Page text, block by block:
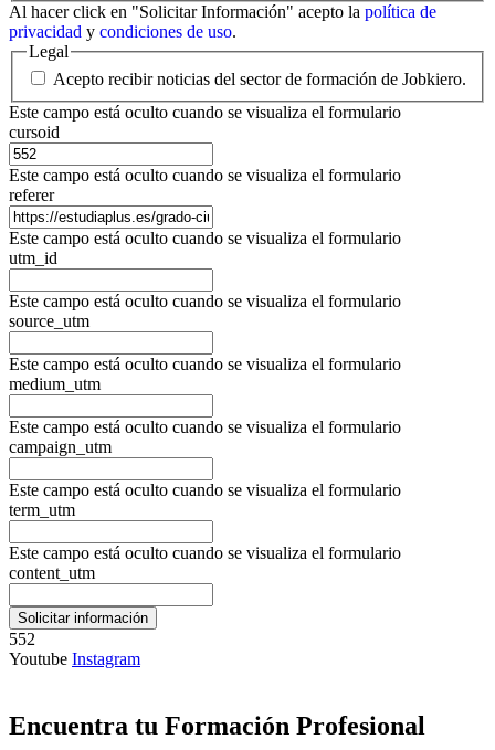
Al hacer click en "Solicitar Información" acepto la política de
privacidad y condiciones de uso.
Legal
Acepto recibir noticias del sector de formación de Jobkiero.
Este campo está oculto cuando se visualiza el formulario
cursoid
Este campo está oculto cuando se visualiza el formulario
referer
Este campo está oculto cuando se visualiza el formulario
utm_id
Este campo está oculto cuando se visualiza el formulario
source_utm
Este campo está oculto cuando se visualiza el formulario
medium_utm
Este campo está oculto cuando se visualiza el formulario
campaign_utm
Este campo está oculto cuando se visualiza el formulario
term_utm
Este campo está oculto cuando se visualiza el formulario
content_utm
552
Youtube Instagram
Encuentra tu Formación Profesional